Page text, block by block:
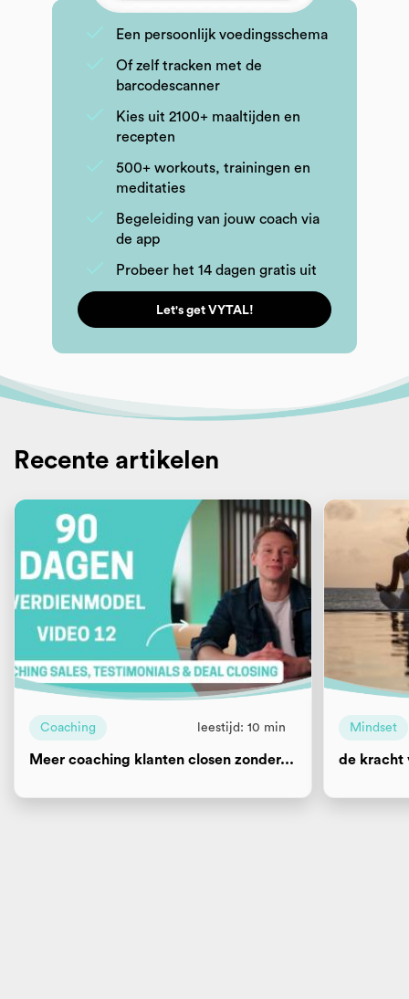
Een persoonlijk voedingsschema
Of zelf tracken met de
barcodescanner
Kies uit 2100+ maaltijden en
recepten
500+ workouts, trainingen en
meditaties
Begeleiding van jouw coach via
de app
Probeer het 14 dagen gratis uit
Let's get VYTAL!
Recente artikelen
Coaching leestijd: 10 min
Meer coaching klanten closen zonder...
Mindset
de kracht